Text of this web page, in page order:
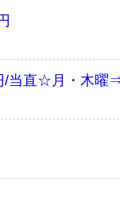
/当直☆月・木曜